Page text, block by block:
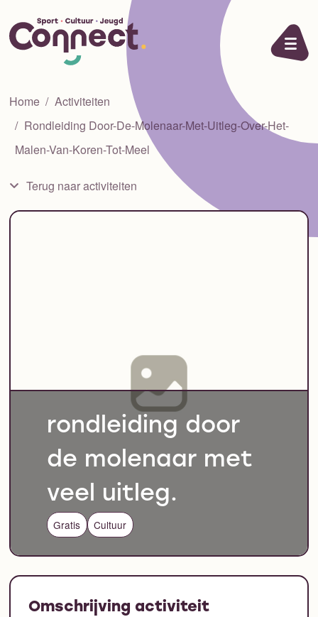
Ga naar de inhoud
Home
Activiteiten
Rondleiding Door-De-Molenaar-Met-Uitleg-Over-Het-
Malen-Van-Koren-Tot-Meel
Terug naar activiteiten
rondleiding door
de molenaar met
veel uitleg.
Gratis Cultuur
Omschrijving activiteit